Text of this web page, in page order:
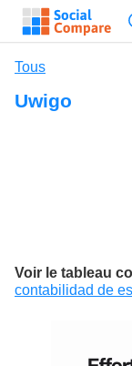
Tous
Uwigo
Voir le tableau
contabilidad de